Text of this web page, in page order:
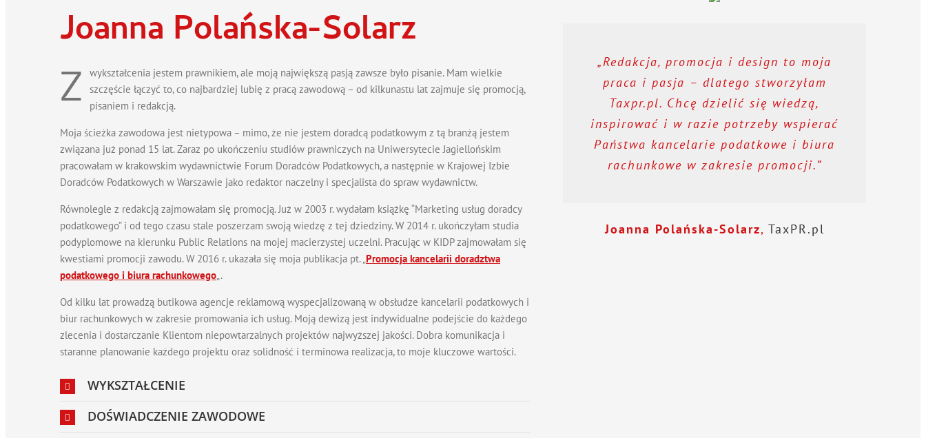
Joanna Polańska-Solarz
Z
wykształcenia jestem prawnikiem, ale moją największą pasją zawsze było pisanie. Mam wielkie
szczęście łączyć to, co najbardziej lubię z pracą zawodową – od kilkunastu lat zajmuje się promocją,
pisaniem i redakcją.
Moja ścieżka zawodowa jest nietypowa – mimo, że nie jestem doradcą podatkowym z tą branżą jestem
związana już ponad 15 lat. Zaraz po ukończeniu studiów prawniczych na Uniwersytecie Jagiellońskim
pracowałam w krakowskim wydawnictwie Forum Doradców Podatkowych, a następnie w Krajowej Izbie
Doradców Podatkowych w Warszawie jako redaktor naczelny i specjalista do spraw wydawnictw.
Równolegle z redakcją zajmowałam się promocją. Już w 2003 r. wydałam książkę “Marketing usług doradcy
podatkowego” i od tego czasu stale poszerzam swoją wiedzę z tej dziedziny. W 2014 r. ukończyłam studia
podyplomowe na kierunku Public Relations na mojej macierzystej uczelni. Pracując w KIDP zajmowałam się
kwestiami promocji zawodu. W 2016 r. ukazała się moja publikacja pt. „Promocja kancelarii doradztwa
podatkowego i biura rachunkowego„.
Od kilku lat prowadzą butikowa agencje reklamową wyspecjalizowaną w obsłudze kancelarii podatkowych i
biur rachunkowych w zakresie promowania ich usług. Moją dewizą jest indywidualne podejście do każdego
zlecenia i dostarczanie Klientom niepowtarzalnych projektów najwyższej jakości. Dobra komunikacja i
staranne planowanie każdego projektu oraz solidność i terminowa realizacja, to moje kluczowe wartości.
WYKSZTAŁCENIE
DOŚWIADCZENIE ZAWODOWE
„Redakcja, promocja i design to moja
praca i pasja – dlatego stworzyłam
Taxpr.pl. Chcę dzielić się wiedzą,
inspirować i w razie potrzeby wspierać
Państwa kancelarie podatkowe i biura
rachunkowe w zakresie promocji.”
Joanna Polańska-Solarz, TaxPR.pl